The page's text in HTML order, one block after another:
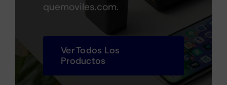
Portátiles
Smartwatches
quemoviles.com.
Ver Todos Los
Productos